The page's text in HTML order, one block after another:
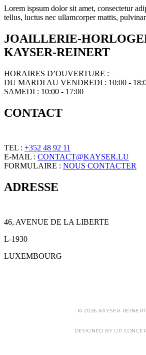
Lorem ispsum dolor sit amet, consectetur
tellus, luctus nec ullamcorper mattis,
JOAILLERIE-
KAYSER-REINERT
HORAIRES D’OUVERTURE :
DU MARDI AU VENDREDI : 10:00 -
SAMEDI : 10:00 - 17:00
CONTACT
TEL : +352 48 92 11
E-MAIL : CONTACT@KAYSER.LU
FORMULAIRE : NOUS CONTACTER
ADRESSE
46, AVENUE DE LA LIBERTE
L-1930
LUXEMBOURG
© 2026 KAYSER-REINERT
DESIGNED BY UP